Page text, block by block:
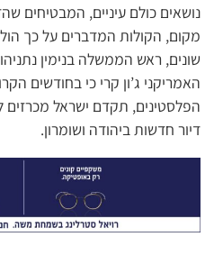
נושאים כולם עיניים, המבטיחים
מקום, הקולות המדברים על כך
שונים, ראש הממשלה בנימין
האמריקני ג’ון קרי כי בחודשים
דיור חדשות ביהודה ושומרון.